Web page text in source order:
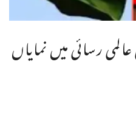
رسائی میں نمایاں